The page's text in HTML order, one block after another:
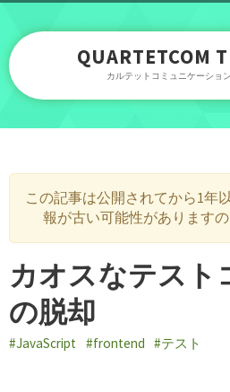
QUARTETCOM
カルテットコミュニケーショ
この記事は公開されてから1年
報が古い可能性がありますの
カオスなテスト
の脱却
#JavaScript #frontend #テスト